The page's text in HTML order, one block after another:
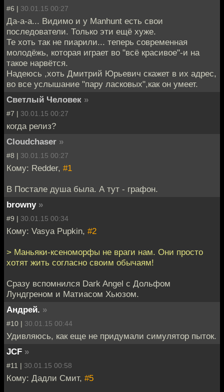
#6 | 30.01.15 00:27
Да-а-а... Видимо и у Manhunt есть свои
последователи. Только эти ещё хуже.
Те хоть так не пиарили... теперь современная
молодёжь, которая играет во "всё красивое"-и на
такое нарвётся.
Надеюсь ,хоть Дмитрий Юрьевич скажет в их адрес,
во все услышание "пару ласковых",как он умеет.
Светлый Человек »
#7 | 30.01.15 00:27
когда релиз?
Cloudchaser »
#8 | 30.01.15 00:27
Кому: Redder, #1
В Постале душа была. А тут - графон.
browny »
#9 | 30.01.15 00:34
Кому: Vasya Pupkin, #2
> Маньяки-ксеноморфы не враги нам. Они просто
хотят жить согласно своим обычаям!
Сразу вспомнился Dark Angel с Дольфом
Лундгреном и Матиасом Хьюзом.
Андрей. »
#10 | 30.01.15 00:44
Удивляюсь, как еще не придумали симулятор пыток.
JCF »
#11 | 30.01.15 00:58
Кому: Дадли Смит, #5